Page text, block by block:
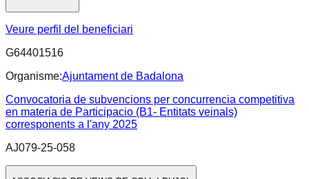
Veure perfil del beneficiari
G64401516
Organisme:Ajuntament de Badalona
Convocatoria de subvencions per concurrencia competitiva
en materia de Participacio (B1- Entitats veinals)
corresponents a l'any 2025
AJ079-25-058